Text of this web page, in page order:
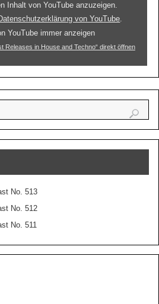
Inhalt von YouTube anzuzeigen.
von YouTube
YouTube immer anzeigen
Releases in House and Techno“ direkt öffnen
No. 513
No. 512
No. 511